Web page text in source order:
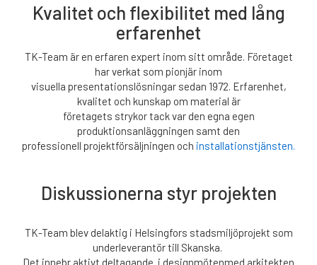
Kvalitet och flexibilitet med lång
erfarenhet
TK-Team är en erfaren expert inom sitt område. Företaget
har verkat som pionjär inom
visuella presentationslösningar sedan 1972. Erfarenhet,
kvalitet och kunskap om material är
företagets strykor tack var den egna egen
produktionsanläggningen samt den
professionell projektförsäljningen och installationstjänsten.
Diskussionerna styr projekten
TK-Team blev delaktig i Helsingfors stadsmiljöprojekt som
underleverantör till Skanska.
Det innebr aktivt deltagande i designmötenmed arkitekten